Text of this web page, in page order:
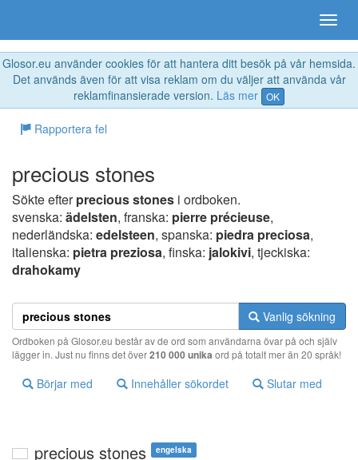
Glosor.eu använder cookies för att hantera ditt besök på vår hemsida.
Det används även för att visa reklam om du väljer att använda vår
reklamfinansierade version. Läs mer OK
Rapportera fel
precious stones
Sökte efterprecious stones i ordboken.
svenska: ädelsten, franska: pierre précieuse,
nederländska: edelsteen, spanska: piedra preciosa,
italienska: pietra preziosa, finska: jalokivi, tjeckiska:
drahokamy
Vanlig sökning
Ordboken på Glosor.eu består av de ord som användarna övar på och själv
lägger in. Just nu finns det över210 000 unika ord på totalt mer än 20 språk!
Börjar med Innehåller sökordet Slutar med
precious stones engelska